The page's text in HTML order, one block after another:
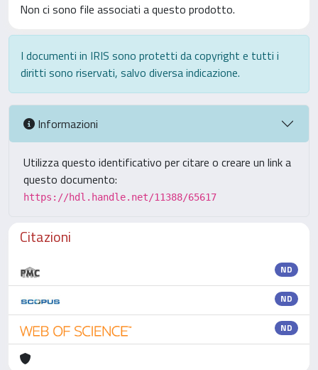
Non ci sono file associati a questo prodotto.
I documenti in IRIS sono protetti da copyright e tutti i
diritti sono riservati, salvo diversa indicazione.
Informazioni
Utilizza questo identificativo per citare o creare un link a
questo documento:
https://hdl.handle.net/11388/65617
Citazioni
ND
ND
ND